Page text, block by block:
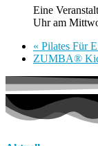
Eine
Uhr am
« Pilates Für
ZUMBA®